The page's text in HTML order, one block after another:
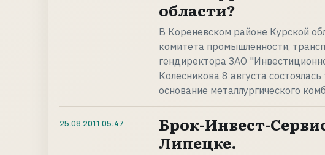
области?
В Кореневском районе Курской
комитета промышленности,
гендиректора ЗАО
Колесникова 8 августа
основание металлургического
25.08.2011 05:47
Брок-Инвест-
Липецке.